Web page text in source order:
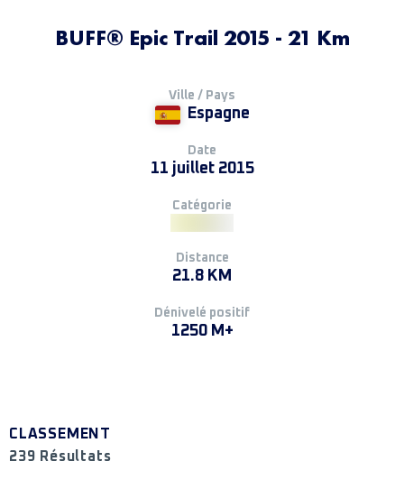
BUFF® Epic Trail 2015 - 21 Km
Ville / Pays
Espagne
Date
11 juillet 2015
Catégorie
Distance
21.8 KM
Dénivelé positif
1250 M+
CLASSEMENT
239 Résultats